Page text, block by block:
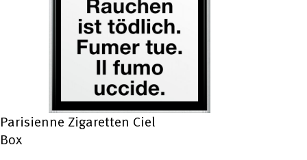
Parisienne Zigaretten Ciel
Box